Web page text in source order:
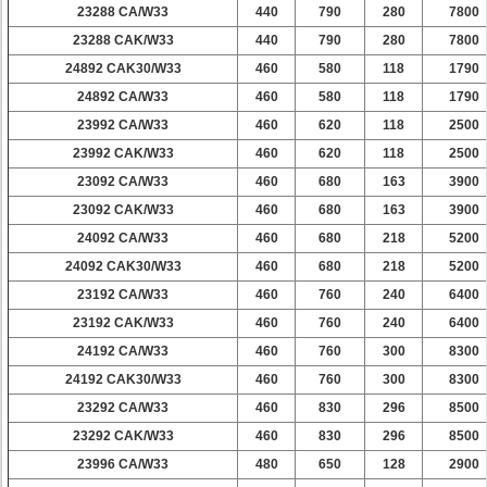
23288 CA/W33 440 790 280
7800
23288 CAK/W33
440 790 280
7800
24892 CAK30/W33
460 580 118
1790
24892 CA/W33
460 580 118
1790
23992 CA/W33
460 620 118
2500
23992 CAK/W33
460 620 118
2500
23092 CA/W33
460 680 163
3900
23092 CAK/W33
460 680 163
3900
24092 CA/W33
460 680 218
5200
24092 CAK30/W33
460 680 218
5200
23192 CA/W33
460 760 240
6400
23192 CAK/W33
460 760 240
6400
24192 CA/W33
460 760 300
8300
24192 CAK30/W33
460 760 300
8300
23292 CA/W33
460 830 296
8500
23292 CAK/W33
460 830 296
8500
23996 CA/W33
480 650 128
2900